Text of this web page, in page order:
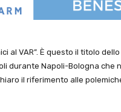
al VAR”. È questo il titolo
durante Napoli-Bologna che
il riferimento alle